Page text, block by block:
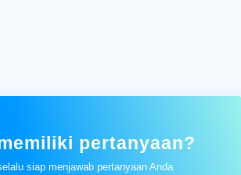
pertanyaan?
siap menjawab pertanyaan Anda.